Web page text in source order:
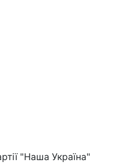
"Наша Україна"